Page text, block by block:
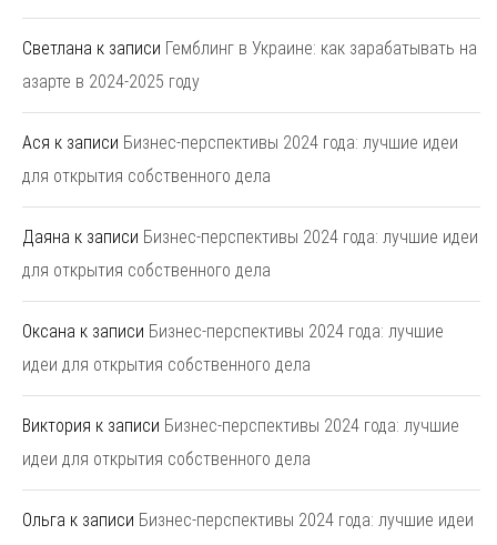
Светлана к записи Гемблинг в Украине: как зарабатывать на
азарте в 2024-2025 году
Ася к записи Бизнес-перспективы 2024 года: лучшие идеи
для открытия собственного дела
Даяна к записи Бизнес-перспективы 2024 года: лучшие идеи
для открытия собственного дела
Оксана к записи Бизнес-перспективы 2024 года: лучшие
идеи для открытия собственного дела
Виктория к записи Бизнес-перспективы 2024 года: лучшие
идеи для открытия собственного дела
Ольга к записи Бизнес-перспективы 2024 года: лучшие идеи